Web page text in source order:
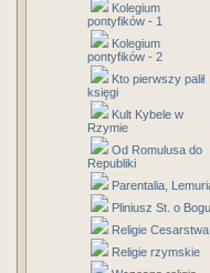
Kolegium
pontyfików - 1
Kolegium
pontyfików - 2
Kto pierwszy palił
księgi
Kult Kybele w
Rzymie
Od Romulusa do
Republiki
Parentalia,
Pliniusz St. o Bogu
Religie Cesarstwa
Religie rzymskie